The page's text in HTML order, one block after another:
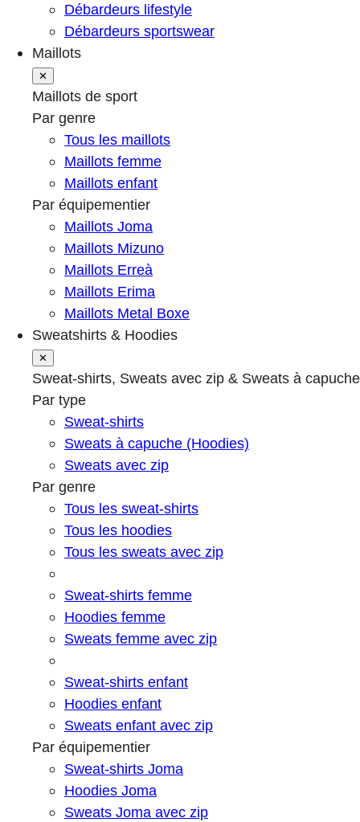
Débardeurs lifestyle
Débardeurs sportswear
Maillots
✕
Maillots de sport
Par genre
Tous les maillots
Maillots femme
Maillots enfant
Par équipementier
Maillots Joma
Maillots Mizuno
Maillots Erreà
Maillots Erima
Maillots Metal Boxe
Sweatshirts & Hoodies
✕
Sweat-shirts, Sweats avec zip & Sweats à capuche
Par type
Sweat-shirts
Sweats à capuche (Hoodies)
Sweats avec zip
Par genre
Tous les sweat-shirts
Tous les hoodies
Tous les sweats avec zip
Sweat-shirts femme
Hoodies femme
Sweats femme avec zip
Sweat-shirts enfant
Hoodies enfant
Sweats enfant avec zip
Par équipementier
Sweat-shirts Joma
Hoodies Joma
Sweats Joma avec zip